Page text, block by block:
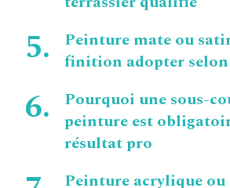
Peinture mate ou
finition adopter selon
Pourquoi une sous-
peinture est
résultat pro
Peinture acrylique ou